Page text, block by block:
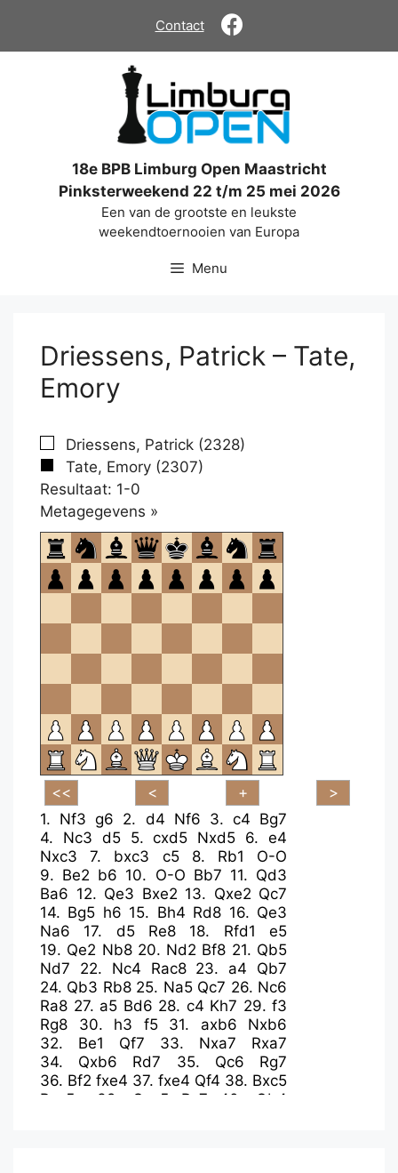
de
Contact
18e BPB Limburg Open Maastricht
Pinksterweekend 22 t/m 25 mei 2026
Een van de grootste en leukste
weekendtoernooien van Europa
Menu
Driessens, Patrick – Tate,
Emory
Driessens, Patrick (2328)
Tate, Emory (2307)
Resultaat: 1-0
Metagegevens »
om
te
openen.
1. Nf3 g6 2. d4 Nf6 3. c4 Bg7
4. Nc3 d5 5.cxd5 Nxd5 6.e4
Nxc3
7. bxc3 c5 8. Rb1
O-O
9. Be2 b6 10. O-O Bb7 11. Qd3
Ba6 12. Qe3 Bxe2 13. Qxe2 Qc7
14. Bg5 h6 15. Bh4 Rd8 16. Qe3
Na6
17. d5 Re8 18. Rfd1
e5
19. Qe2 Nb8 20. Nd2 Bf8 21. Qb5
Nd7
22. Nc4 Rac8 23. a4
Qb7
24. Qb3 Rb8 25. Na5 Qc7 26. Nc6
Ra8 27. a5 Bd6 28. c4 Kh7 29. f3
Rg8
30. h3 f5 31. axb6
Nxb6
32. Be1 Qf7 33. Nxa7
Rxa7
34. Qxb6 Rd7 35. Qc6
Rg7
36. Bf2 fxe4 37. fxe4 Qf4 38. Bxc5
Bxc5+
39. Qxc5 Rc7 40.
Qb4